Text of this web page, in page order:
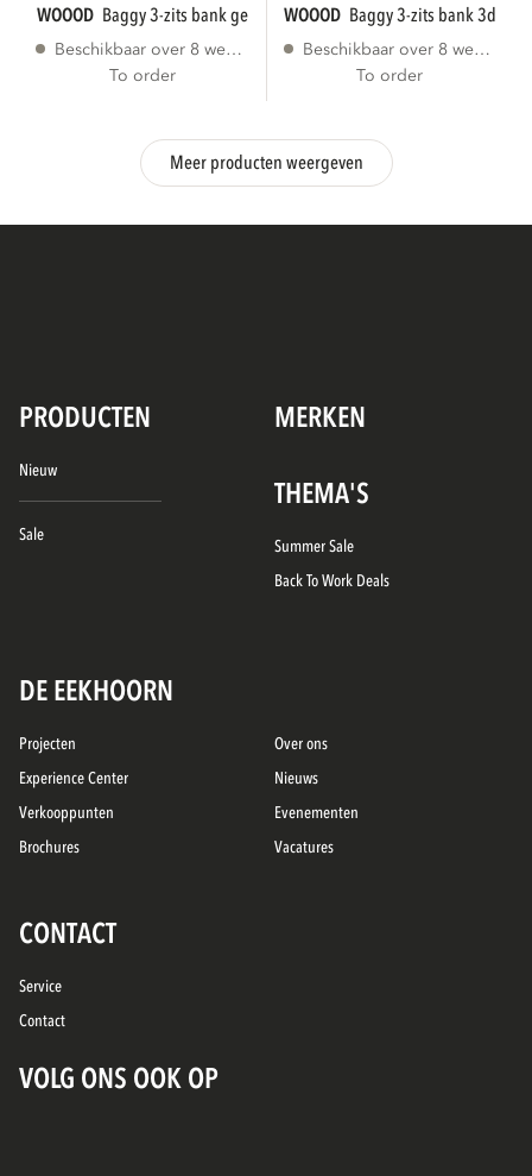
WOOOD baggy 3-zits bank geweven stof...
Beschikbaar over 8 weken
To order
WOOOD baggy 3-zits bank 3d
Beschikbaar over 8 weken
To order
Meer producten weergeven
PRODUCTEN MERKEN
Nieuw
Sale
THEMA'S
Summer Sale
Back To Work Deals
DE EEKHOORN
Projecten
Experience Center
Verkooppunten
Brochures
Over ons
Nieuws
Evenementen
Vacatures
CONTACT
Service
Contact
VOLG ONS OOK OP